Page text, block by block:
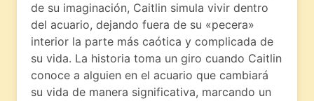
de su imaginación, Caitlin simula vivir dentro
del acuario, dejando fuera de su «pecera»
interior la parte más caótica y complicada de
su vida. La historia toma un giro cuando Caitlin
conoce a alguien en el acuario que cambiará
su vida de manera significativa, marcando un